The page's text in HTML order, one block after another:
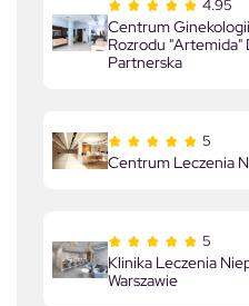
4.95
Centrum
Rozrodu "Artemida"
Partnerska
5
Centrum Leczenia
5
Klinika Leczenia
Warszawie